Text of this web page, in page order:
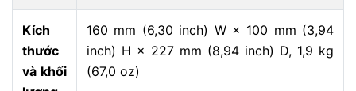
Kích
thước
và khối
160 mm (6,30 inch) W × 100 mm (3,94
inch) H × 227 mm (8,94 inch) D, 1,9 kg
(67,0 oz)